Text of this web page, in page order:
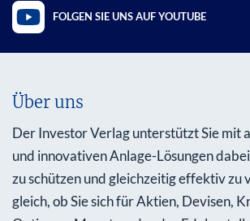
FOLGEN SIE UNS AUF YOUTUBE
Über uns
Der Investor Verlag unterstützt Sie mit
und innovativen Anlage-Lösungen
zu schützen und gleichzeitig effektiv zu
gleich, ob Sie sich für Aktien, Devisen,